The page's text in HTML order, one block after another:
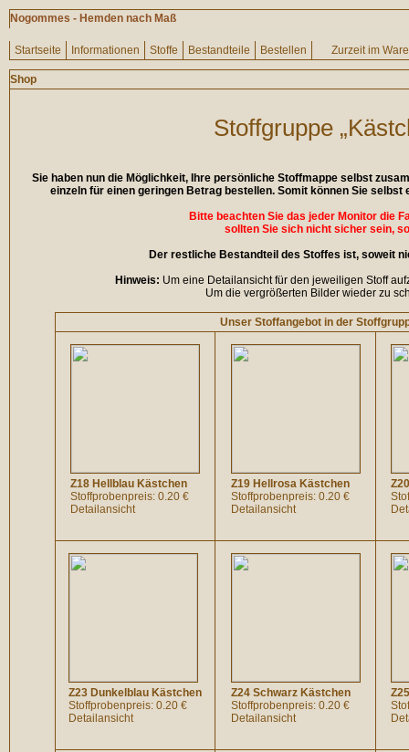
Nogommes - Hemden nach Maß
Startseite Informationen Stoffe Bestandteile Bestellen Zurzeit im
Shop
Stoffgruppe
Sie haben nun die Möglichkeit, Ihre persönliche Stoffmappe selbst
einzeln für einen geringen Betrag bestellen. Somit können Sie
Bitte beachten Sie das jeder Monitor die
sollten Sie sich nicht sicher sein,
Der restliche Bestandteil des Stoffes ist, soweit
Hinweis: Um eine Detailansicht für den jeweiligen Stoff
Um die vergrößerten Bilder wieder zu
Unser Stoffangebot in der
Z18 Hellblau Kästchen
Stoffprobenpreis: 0.20 €
Detailansicht
Z19 Hellrosa Kästchen
Stoffprobenpreis: 0.20 €
Detailansicht
Z23 Dunkelblau Kästchen
Stoffprobenpreis: 0.20 €
Detailansicht
Z24 Schwarz Kästchen
Stoffprobenpreis: 0.20 €
Detailansicht